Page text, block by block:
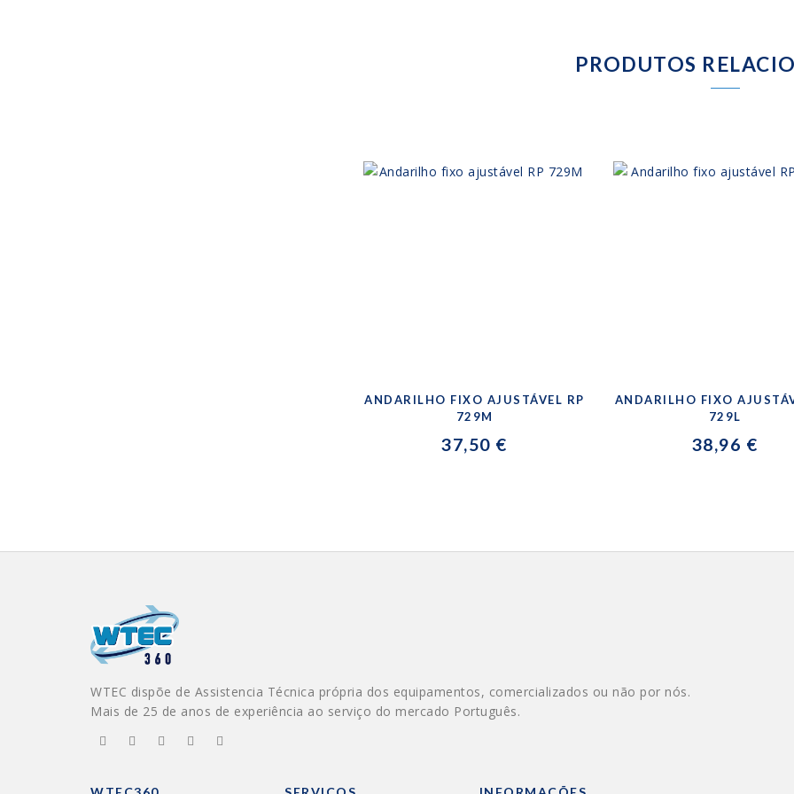
PRODUTOS
ANDARILHO FIXO AJUSTÁVEL RP
729M
37,50 €
ANDARILHO FIXO
729L
38,96 €
WTEC dispõe de Assistencia Técnica própria dos equipamentos, comercializados ou não por nós.
Mais de 25 de anos de experiência ao serviço do mercado Português.